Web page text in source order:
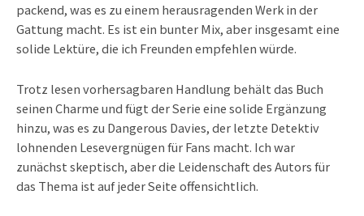
packend, was es zu einem herausragenden Werk in der
Gattung macht. Es ist ein bunter Mix, aber insgesamt eine
solide Lektüre, die ich Freunden empfehlen würde.
Trotz lesen vorhersagbaren Handlung behält das Buch
seinen Charme und fügt der Serie eine solide Ergänzung
hinzu, was es zu Dangerous Davies, der letzte Detektiv
lohnenden Lesevergnügen für Fans macht. Ich war
zunächst skeptisch, aber die Leidenschaft des Autors für
das Thema ist auf jeder Seite offensichtlich.